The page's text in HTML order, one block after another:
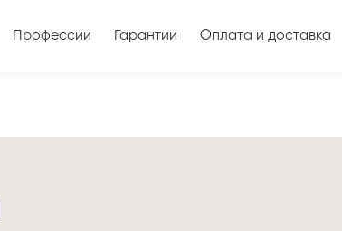
Профессии Гарантии Оплата и доставка